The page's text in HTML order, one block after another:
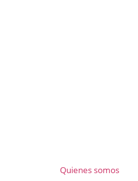
Quienes somos